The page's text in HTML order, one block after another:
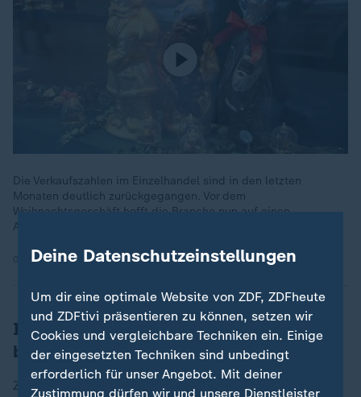
Die Verkaufszahlen im Einzelhandel sind in den letzten
Monaten deutlich zurückgegangen. Vor dem
Weihnachtsgeschäft hofft die Branche nun auf einen
Aufschwung.
04.11.2025 | 1:52 min
Ifo-Institut: "Fehlende Ausgabenfreude
bei Konsumenten"
Zurückzuführen ist die bislang fehlende Dynamik in
Deine Datenschutzeinstellungen
Um dir eine optimale Website von ZDF, ZDFheute
und ZDFtivi präsentieren zu können, setzen wir
Cookies und vergleichbare Techniken ein. Einige
der eingesetzten Techniken sind unbedingt
erforderlich für unser Angebot. Mit deiner
Zustimmung dürfen wir und unsere Dienstleister